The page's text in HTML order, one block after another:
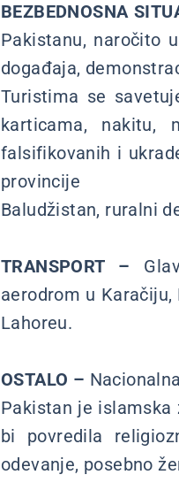
BEZBEDNOSNA
Pakistanu, naročito
događaja,
Turistima se
karticama, nakitu,
falsifikovanih i
provincije
Baludžistan, ruralni
TRANSPORT –
aerodrom u
Lahoreu.
OSTALO –
Pakistan je
bi povredila
odevanje, posebno